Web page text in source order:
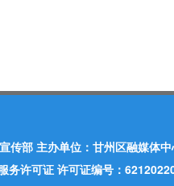
传部 主办单位：甘州区融媒体
务许可证 许可证编号：